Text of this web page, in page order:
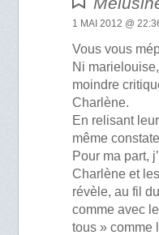
1 MAI 2012 @
Vous vous
Ni
moindre
Charlène.
En relisant
même
Pour ma part,
Charlène et
révèle, au fil
comme avec
tous » comme